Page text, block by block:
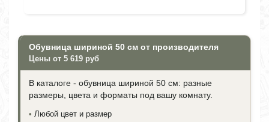
Обувница шириной 50 см от производителя
Цены от 5 619 руб
В каталоге - обувница шириной 50 см: разные
размеры, цвета и форматы под вашу комнату.
• Любой цвет и размер